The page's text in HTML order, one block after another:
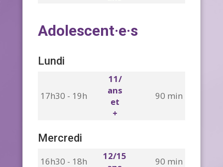
Adolescent·e·s
Lundi
17h30 - 19h
11/
ans
et
+
90 min
Mercredi
16h30 - 18h
12/15
90 min